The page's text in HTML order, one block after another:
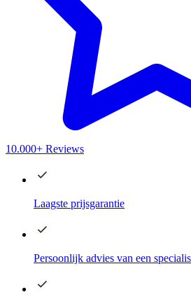
10.000+ Reviews
Laagste prijsgarantie
Persoonlijk advies van een